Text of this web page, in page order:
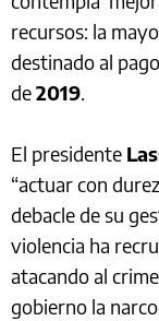
recursos: la
destinado al
de2019.
El presidente
“actuar con
debacle de su
violencia ha
atacando al
gobierno la